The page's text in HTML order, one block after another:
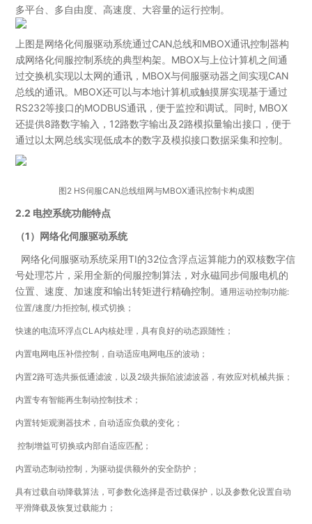
多平台、多自由度、高速度、大容量的运行控制。
上图是网络化伺服驱动系统通过CAN总线和MBOX通讯控制器构
成网络化伺服控制系统的典型构架。MBOX与上位计算机之间通
过交换机实现以太网的通讯，MBOX与伺服驱动器之间实现CAN
总线的通讯。MBOX还可以与本地计算机或触摸屏实现基于通过
RS232等接口的MODBUS通讯，便于监控和调试。同时, MBOX
还提供8路数字输入，12路数字输出及2路模拟量输出接口，便于
通过以太网总线实现低成本的数字及模拟接口数据采集和控制。
图2 HS伺服CAN总线组网与MBOX通讯控制卡构成图
2.2 电控系统功能特点
（1）网络化伺服驱动系统
网络化伺服驱动系统采用TI的32位含浮点运算能力的双核数字信
号处理芯片，采用全新的伺服控制算法，对永磁同步伺服电机的
位置、速度、加速度和输出转矩进行精确控制。通用运动控制功能:
位置/速度/力拒控制, 模式切换；
快速的电流环浮点CLA内核处理，具有良好的动态跟随性；
内置电网电压补偿控制，自动适应电网电压的波动；
内置2路可选共振低通滤波，以及2级共振陷波滤波器，有效应对机械共振；
内置专有智能再生制动控制技术；
内置转矩观测器技术，自动适应负载的变化；
控制增益可切换或内部自适应匹配；
内置动态制动控制，为驱动提供额外的安全防护；
具有过载自动降载算法，可参数化选择是否过载保护，以及参数化设置自动
平滑降载及恢复过载能力；